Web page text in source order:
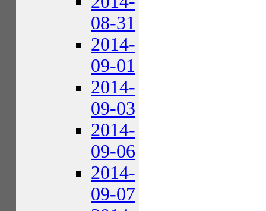
08-31
2014-
09-01
2014-
09-03
2014-
09-06
2014-
09-07